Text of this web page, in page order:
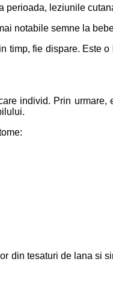
perioada, leziunile
notabile semne la
fie dispare. Este
individ. Prin
tesaturi de lana si